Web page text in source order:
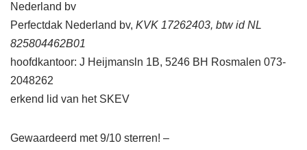
Nederland bv
Perfectdak Nederland bv, KVK 17262403, btw id NL
825804462B01
hoofdkantoor: J Heijmansln 1B, 5246 BH Rosmalen 073-
2048262
erkend lid van het SKEV
Gewaardeerd met 9/10 sterren! –